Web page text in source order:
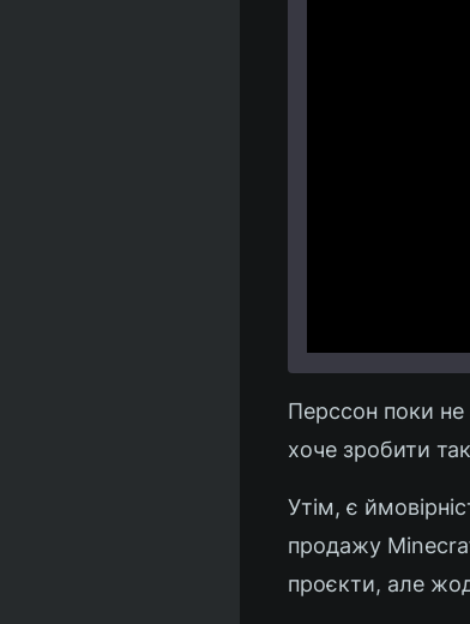
Перссон поки не
хоче зробити
Утім, є
продажу
проєкти, але